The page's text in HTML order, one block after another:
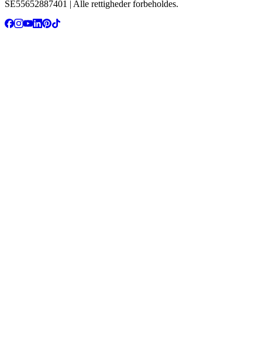
SE55652887401 | Alle rettigheder forbeholdes.